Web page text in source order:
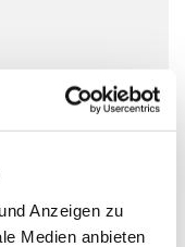
Anzeigen zu
Medien anbieten